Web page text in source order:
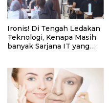
Ironis! Di Tengah Ledakan
Teknologi, Kenapa Masih
banyak Sarjana IT yang